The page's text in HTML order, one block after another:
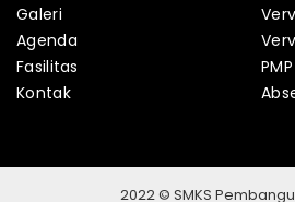
Galeri
Agenda
Fasilitas
Kontak
PMP
2022 © SMKS